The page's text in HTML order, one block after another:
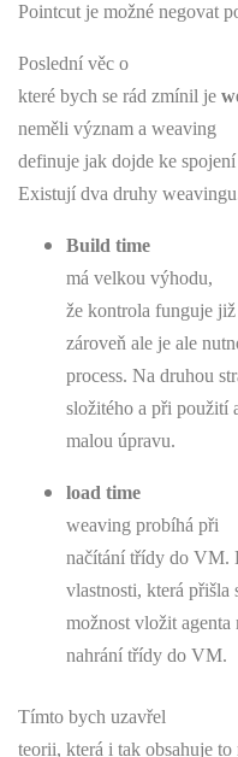
Pointcut je možné negovat
Poslední věc o
které bych se rád zmínil je
neměli význam a weaving
definuje jak dojde ke
Existují dva druhy
Build time
má velkou výhodu,
že kontrola funguje
zároveň ale je ale
process. Na druhou
složitého a při použití
malou úpravu.
load time
weaving probíhá při
načítání třídy do VM.
vlastnosti, která přišla
možnost vložit
nahrání třídy do VM.
Tímto bych uzavřel
teorii, která i tak obsahuje